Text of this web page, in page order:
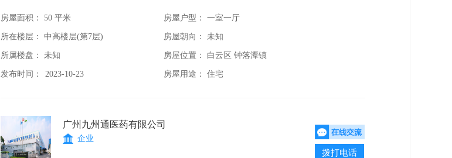
房屋面积： 50 平米 房屋户型： 一室一厅
所在楼层： 中高楼层(第7层) 房屋朝向： 未知
所属楼盘： 未知 房屋位置： 白云区 钟落潭镇
发布时间： 2023-10-23 房屋用途： 住宅
广州九州通医药有限公司
企业
拨打电话